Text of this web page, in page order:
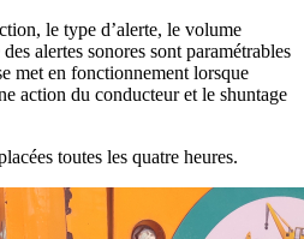
le type d’alerte, le volume
alertes sonores sont paramétrables
met en fonctionnement lorsque
action du conducteur et le shuntage
toutes les quatre heures.